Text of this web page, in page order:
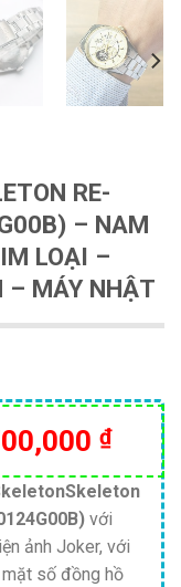
RE-
– NAM
LOẠI –
– MÁY NHẬT
₫.
₫Giá
hiện
tại
là:
với
ảnh Joker, với
số đồng hồ